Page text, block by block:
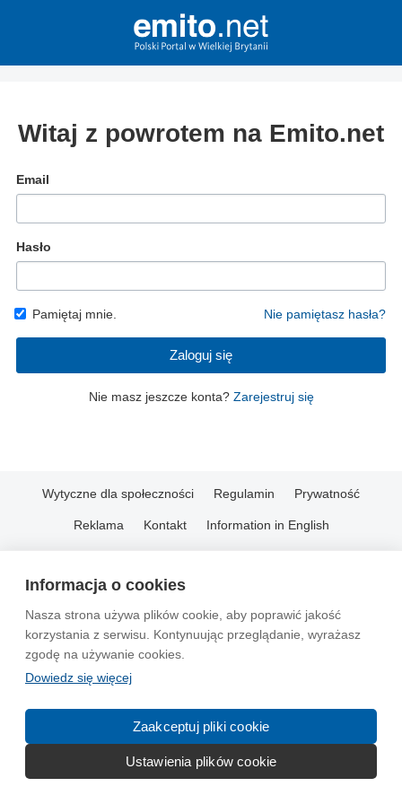
Informacja o cookies
Nasza strona używa plików cookie, aby poprawić jakość
korzystania z serwisu. Kontynuując przeglądanie, wyrażasz
zgodę na używanie cookies.
Dowiedz się więcej
Zaakceptuj pliki cookie
Ustawienia plików cookie
Witaj z powrotem na Emito.net
Email
Hasło
Pamiętaj mnie. Nie pamiętasz hasła?
Zaloguj się
Nie masz jeszcze konta? Zarejestruj się
Wytyczne dla społeczności Regulamin Prywatność
Reklama Kontakt Information in English